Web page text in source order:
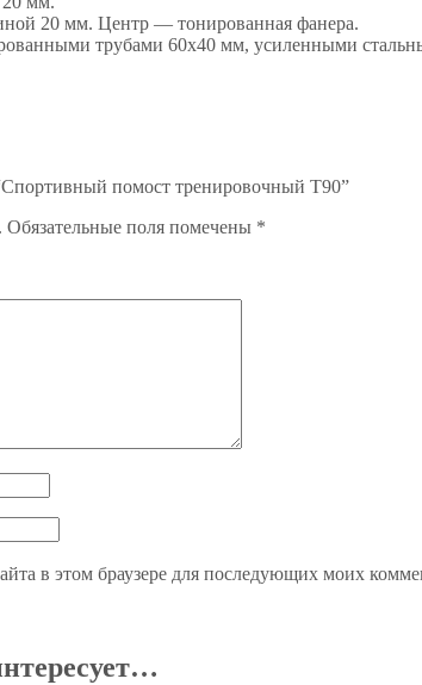
20 мм. Центр — тонированная фанера.
трубами 60х40 мм, усиленными
помост тренировочный T90”
Обязательные поля помечены *
в этом браузере для последующих моих